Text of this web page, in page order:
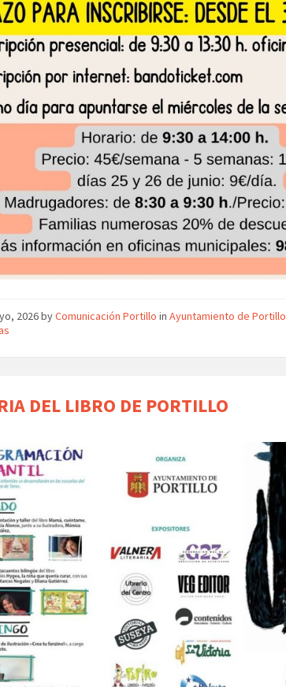
2026byComunicación Portillo inAyuntamiento de Portillo
DEL LIBRO DE PORTILLO